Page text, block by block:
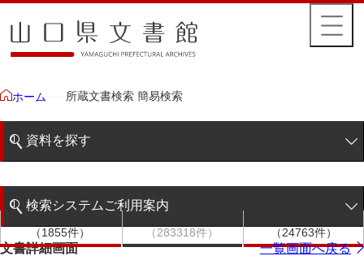
ホーム 所蔵文書検索 簡易検索
資料を探す
階層検索
検索システムご利用案内
検索システムの利用について
（1855件）
（283318件）
（24763件）
文書詳細画面 一覧画面へ戻る